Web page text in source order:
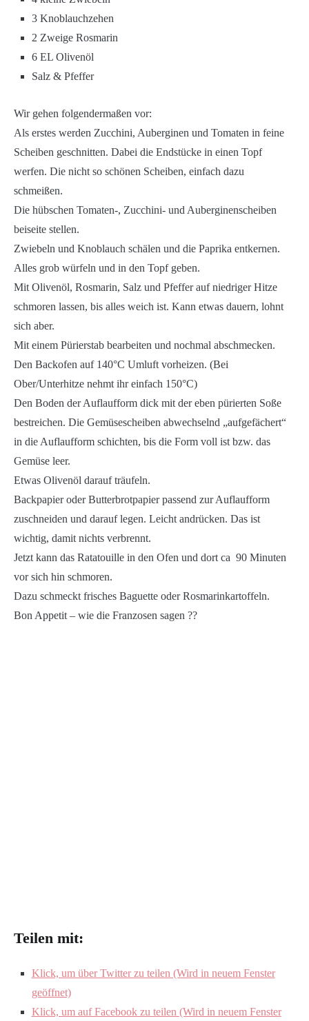
3 Knoblauchzehen
2 Zweige Rosmarin
6 EL Olivenöl
Salz & Pfeffer
Wir gehen folgendermaßen vor:
Als erstes werden Zucchini, Auberginen und Tomaten in feine
Scheiben geschnitten. Dabei die Endstücke in einen Topf
werfen. Die nicht so schönen Scheiben, einfach dazu
schmeißen.
Die hübschen Tomaten-, Zucchini- und Auberginenscheiben
beiseite stellen.
Zwiebeln und Knoblauch schälen und die Paprika entkernen.
Alles grob würfeln und in den Topf geben.
Mit Olivenöl, Rosmarin, Salz und Pfeffer auf niedriger Hitze
schmoren lassen, bis alles weich ist. Kann etwas dauern, lohnt
sich aber.
Mit einem Pürierstab bearbeiten und nochmal abschmecken.
Den Backofen auf 140°C Umluft vorheizen. (Bei
Ober/Unterhitze nehmt ihr einfach 150°C)
Den Boden der Auflaufform dick mit der eben pürierten Soße
bestreichen. Die Gemüsescheiben abwechselnd „aufgefächert“
in die Auflaufform schichten, bis die Form voll ist bzw. das
Gemüse leer.
Etwas Olivenöl darauf träufeln.
Backpapier oder Butterbrotpapier passend zur Auflaufform
zuschneiden und darauf legen. Leicht andrücken. Das ist
wichtig, damit nichts verbrennt.
Jetzt kann das Ratatouille in den Ofen und dort ca 90 Minuten
vor sich hin schmoren.
Dazu schmeckt frisches Baguette oder Rosmarinkartoffeln.
Bon Appetit – wie die Franzosen sagen ??
Teilen mit:
Klick, um über Twitter zu teilen (Wird in neuem Fenster
geöffnet)
Klick, um auf Facebook zu teilen (Wird in neuem Fenster